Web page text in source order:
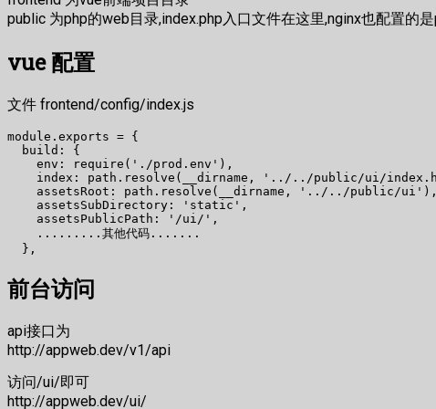
public 为php的web目录,index.php入口文件在这里,nginx也配置的
vue 配置
文件 frontend/config/index.js
module.exports = {
  build: {
    env: require('./prod.env'),
index: path.resolve(__dirname, '../../public/ui/
    assetsRoot: path.resolve(__dirname, '../../public/ui'),
    assetsSubDirectory: 'static',
    assetsPublicPath: '/ui/',
    .........其他代码.......
前台访问
api接口为
http://appweb.dev/v1/api
访问/ui/即可
http://appweb.dev/ui/